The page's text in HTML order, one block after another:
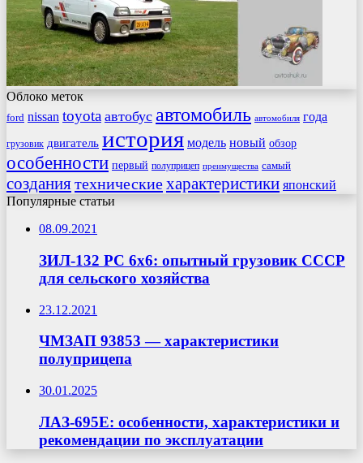
Облоко меток
ford nissan toyota автобус автомобиль автомобиля года
грузовик двигатель история модель новый обзор
особенности первый полуприцеп преимущества самый
созданиятехническиехарактеристики японский
Популярные статьи
08.09.2021
ЗИЛ-132 РС 6х6: опытный грузовик СССР
для сельского хозяйства
23.12.2021
ЧМЗАП 93853 — характеристики
полуприцепа
30.01.2025
ЛАЗ-695E: особенности, характеристики и
рекомендации по эксплуатации